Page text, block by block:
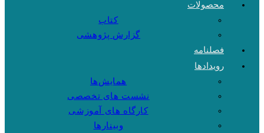
محصولات
کتاب
گزارش پژوهشی
فصلنامه
رویدادها
همایش‌ها
نشست های تخصصی
کارگاه های آموزشی
وبینارها